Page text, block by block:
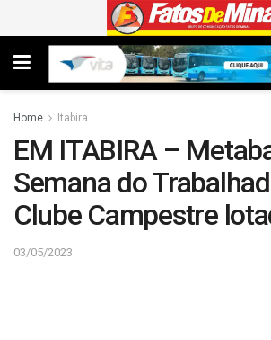
Home Itabira
EM ITABIRA –
Semana do
Clube Campestre
03/05/2023